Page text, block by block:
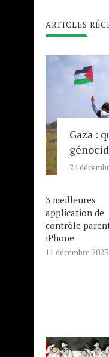
ARTICLES
Gaza :
24
3 meilleures
application de
contrôle
iPhone
11 décembre 2023